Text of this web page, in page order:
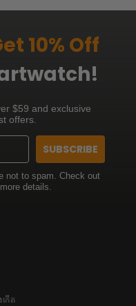
10% Off
$59 and exclusive
offers.
SUBSCRIBE
not to spam. Check out
details.
ើត